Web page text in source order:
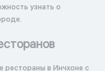
узнать о
рестораны в Инчхоне с